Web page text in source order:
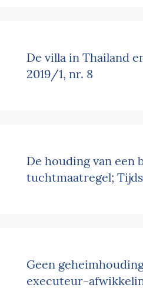
01
De villa in Thailand
2019/1, nr. 8
De houding van een
tuchtmaatregel;
Geen
executeur-